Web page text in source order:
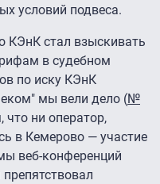
условий подвеса.
КЭнК стал взыскивать
в судебном
по иску КЭнК
мы вели дело (№
что ни оператор,
в Кемерово — участие
веб-конференций